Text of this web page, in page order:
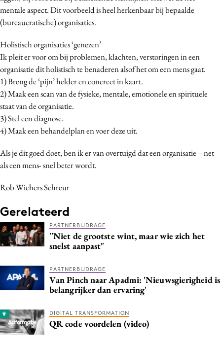
mentale aspect. Dit voorbeeld is heel herkenbaar bij bepaalde
(bureaucratische) organisaties.
Holistisch organisaties ‘genezen’
Ik pleit er voor om bij problemen, klachten, verstoringen in een
organisatie dit holistisch te benaderen alsof het om een mens gaat.
1) Breng de ‘pijn’ helder en concreet in kaart.
2) Maak een scan van de fysieke, mentale, emotionele en spirituele
staat van de organisatie.
3) Stel een diagnose.
4) Maak een behandelplan en voer deze uit.
Als je dit goed doet, ben ik er van overtuigd dat een organisatie – net
als een mens- snel beter wordt.
Rob Wichers Schreur
Gerelateerd
PARTNERBIJDRAGE
''Niet de grootste wint, maar wie zich het
snelst aanpast"
PARTNERBIJDRAGE
Van Pinch naar Apadmi: 'Nieuwsgierigheid is
belangrijker dan ervaring'
DIGITAL TRANSFORMATION
QR code voordelen (video)